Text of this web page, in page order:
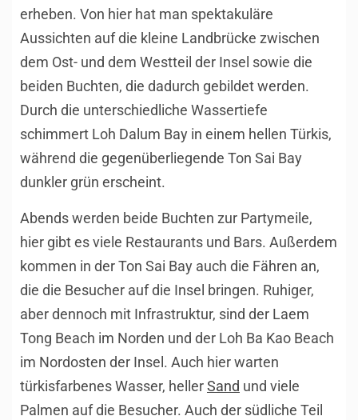
erheben. Von hier hat man spektakuläre
Aussichten auf die kleine Landbrücke zwischen
dem Ost- und dem Westteil der Insel sowie die
beiden Buchten, die dadurch gebildet werden.
Durch die unterschiedliche Wassertiefe
schimmert Loh Dalum Bay in einem hellen Türkis,
während die gegenüberliegende Ton Sai Bay
dunkler grün erscheint.
Abends werden beide Buchten zur Partymeile,
hier gibt es viele Restaurants und Bars. Außerdem
kommen in der Ton Sai Bay auch die Fähren an,
die die Besucher auf die Insel bringen. Ruhiger,
aber dennoch mit Infrastruktur, sind der Laem
Tong Beach im Norden und der Loh Ba Kao Beach
im Nordosten der Insel. Auch hier warten
türkisfarbenes Wasser, hellerSand und viele
Palmen auf die Besucher. Auch der südliche Teil